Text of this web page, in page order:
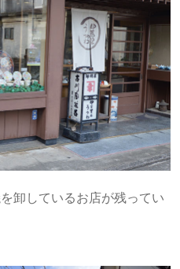
卸しているお店が残ってい